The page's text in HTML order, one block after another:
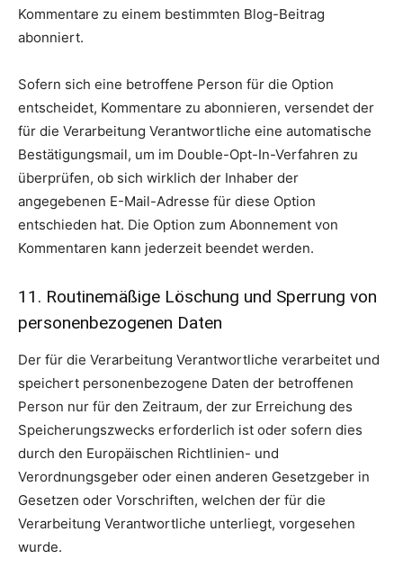
Kommentare zu einem bestimmten Blog-Beitrag
abonniert.
Sofern sich eine betroffene Person für die Option
entscheidet, Kommentare zu abonnieren, versendet der
für die Verarbeitung Verantwortliche eine automatische
Bestätigungsmail, um im Double-Opt-In-Verfahren zu
überprüfen, ob sich wirklich der Inhaber der
angegebenen E-Mail-Adresse für diese Option
entschieden hat. Die Option zum Abonnement von
Kommentaren kann jederzeit beendet werden.
11. Routinemäßige Löschung und Sperrung von
personenbezogenen Daten
Der für die Verarbeitung Verantwortliche verarbeitet und
speichert personenbezogene Daten der betroffenen
Person nur für den Zeitraum, der zur Erreichung des
Speicherungszwecks erforderlich ist oder sofern dies
durch den Europäischen Richtlinien- und
Verordnungsgeber oder einen anderen Gesetzgeber in
Gesetzen oder Vorschriften, welchen der für die
Verarbeitung Verantwortliche unterliegt, vorgesehen
wurde.